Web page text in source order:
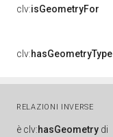
clv:isGeometryFor
clv:hasGeometryType
RELAZIONI INVERSE
è clv:hasGeometry di